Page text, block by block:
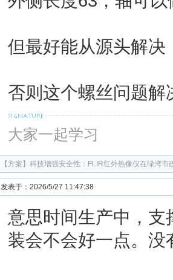
但最好能从源头解
否则这个螺丝问题
大家一起学习
【方案】 科技增强安全性：FLIR红外热像仪在绿湾市
发表于：2026/5/27 11:47:38
意思时间生产中，
装会不会好一点。没